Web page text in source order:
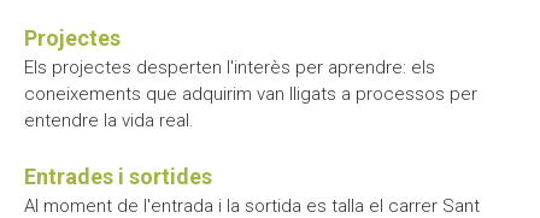
Projectes
Els projectes desperten l'interès per aprendre: els
coneixements que adquirim van lligats a processos per
entendre la vida real.
Entrades i sortides
Al moment de l'entrada i la sortida es talla el carrer Sant